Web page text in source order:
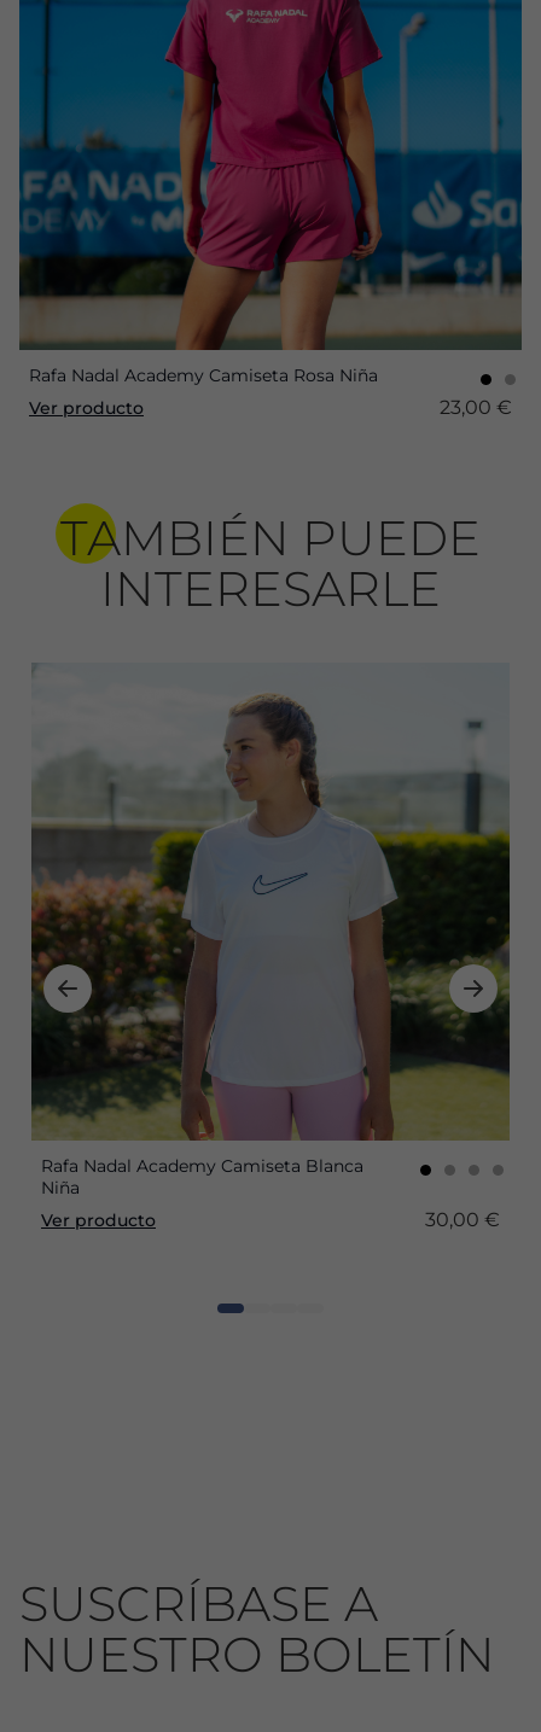
Rafa Nadal Academy Camiseta Rosa Niña
Ver producto
23,00 €
TAMBIÉN PUEDE
INTERESARLE
Rafa Nadal Academy Camiseta Blanca
Niña
Ver producto
30,00 €
SUSCRÍBASE A
NUESTRO BOLETÍN